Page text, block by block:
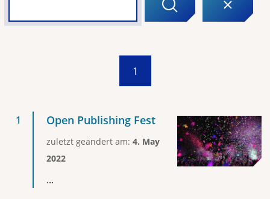
1
Open Publishing Fest
zuletzt geändert am: 4. May
2022
...